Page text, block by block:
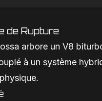
de Rupture
arbore un V8
à un système